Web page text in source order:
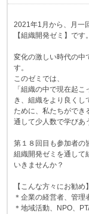
2021年1月から、月一
【組織開発ゼミ】です。
変化の激しい時代の中
す。
このゼミでは、
「組織の中で現在起
き、組織をより良くし
ために、私たちができ
通して少人数で学びあ
第１８回目も参加者の
組織開発ゼミを通して
いきませんか？
【こんな方々にお勧め】
＊企業の経営者、管理
＊地域活動、NPO、